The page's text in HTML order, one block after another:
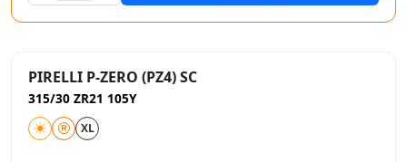
PIRELLI P-ZERO (PZ4) SC
315/30 ZR21 105Y
XL